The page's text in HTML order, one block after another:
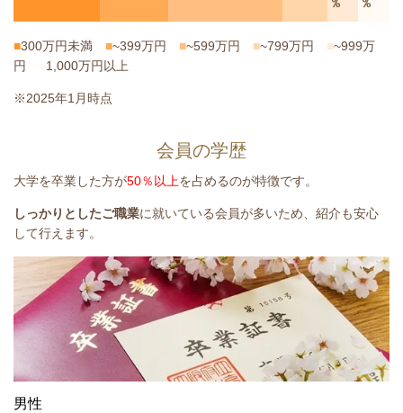
■300万円未満 ■~399万円 ■~599万円 ■~799万円 ■~999万
円
1,000万円以上
※2025年1月時点
会員の学歴
大学を卒業した方が50％以上を占めるのが特徴です。
しっかりとしたご職業に就いている会員が多いため、紹介も安心
して行えます。
男性